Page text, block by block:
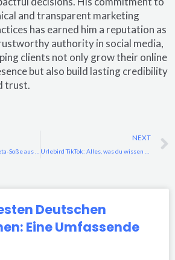
and transparent marketing
has earned him a reputation as
authority in social media,
clients not only grow their online
but also build lasting credibility
trust.
NEXT
Deutschen
Eine Umfassende